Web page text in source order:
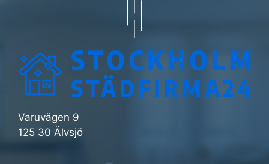
Varuvägen 9
125 30 Älvsjö